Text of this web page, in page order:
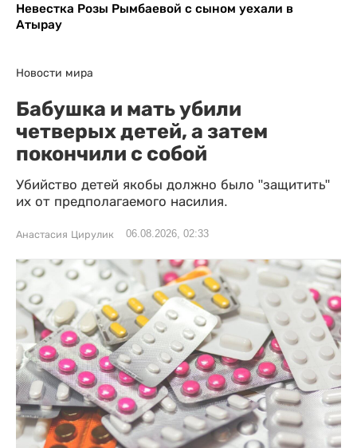
Невестка Розы Рымбаевой с сыном уехали в
Атырау
Новости мира
Бабушка и мать убили
четверых детей, а затем
покончили с собой
Убийство детей якобы должно было "защитить"
их от предполагаемого насилия.
Анастасия Цирулик 06.08.2026, 02:33